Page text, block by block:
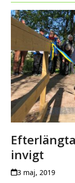
invigt
3 maj, 2019